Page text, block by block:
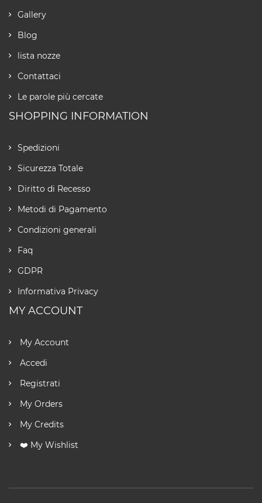
Gallery
Blog
lista nozze
Contattaci
Le parole più cercate
SHOPPING INFORMATION
Spedizioni
Sicurezza Totale
Diritto di Recesso
Metodi di Pagamento
Condizioni generali
Faq
GDPR
Informativa Privacy
MY ACCOUNT
My Account
Accedi
Registrati
My Orders
My Credits
❤️ My Wishlist